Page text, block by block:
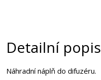
Detailní popis
Náhradní náplň do difuzéru.